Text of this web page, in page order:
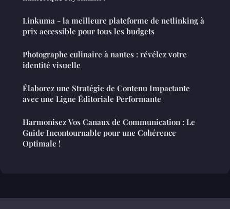
Linkuma - la meilleure plateforme de netlinking à
prix accessible pour tous les budgets
Photographe culinaire à nantes : révélez votre
identité visuelle
Élaborez une Stratégie de Contenu Impactante
avec une Ligne Éditoriale Performante
Harmonisez Vos Canaux de Communication : Le
Guide Incontournable pour une Cohérence
Optimale !